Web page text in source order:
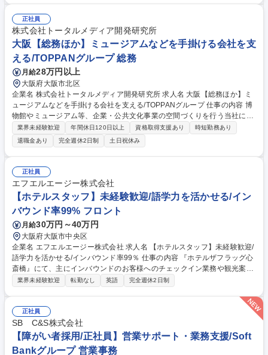
ます。 ■新規既存割合：既存顧客対応がメイン（一部新規営業あり）■顧
客先：問屋さんがメイン■アポ手法：訪問■チーム構成：5,6名の全国の各
エリアを担当しているチーム■顧客エリア：関西（大阪府がメイン）■月1
回程度、本社（長野県）への出張があります。 募集職種 関西【菓子等の
営業】完全直行直帰スタイル（在宅勤務ベース）│月平均残業10h
正社員
株式会社トータルメディア開発研究所
大阪【総務ほか】ミュージアムなどを手掛ける会社を支
える/TOPPANグループ 総務
月給28万円以上
大阪府大阪市北区
企業名 株式会社トータルメディア開発研究所 求人名 大阪【総務ほか】ミ
ュージアムなどを手掛ける会社を支える/TOPPANグループ 仕事の内容 博
物館やミュージアム等、企業・公共文化事業の空間づくりを行う当社に
て、総務業務を中心としたバックオフィス業務全般をお任せします！ 【総
務業務】◇各種会議運営、事務局業務◇リスクマネジメント管理◇ISO14
001に基づく環境マネジメントシステムの推進など◇社内インフラ・資産
管理◇契約・規約等の管理◇その他庶務 【労務業務】◇労務問題対応、解
決支援業務◇従業員の健康管理、安全衛生管理に関わる業務◇採用・雇用
契約の管理に関わる業務◇労務管理・勤怠管理に関わる業務 募集職種 大
阪【総務ほか】ミュージアムなどを手掛ける会社を支える/TOPPANグルー
プ
業界未経験歓迎 年間休日120日以上 資格取得支援あり
時短勤務あり
退職金あり
完全週休2日制 土日祝休み
正社員
エフエルエージー株式会社
【ホテルスタッフ】未経験歓迎/語学力を活かせる/イン
バウンド率99% フロント
月給30万円～40万円
大阪府大阪市中央区
企業名 エフエルエージー株式会社 求人名 【ホテルスタッフ】未経験歓迎/
語学力を活かせる/インバウンド率99％ 仕事の内容 『ホテルザフラッグ心
斎橋』にて、主にインバウンドのお客様へのチェックイン業務や観光案
内、予約変更の相談など、多岐にわたる業務をお任せします。情報共有レ
ウトや道案内・観光案内などのサービス ■ゲストの意見を反映したサービ
ス改善、マーケティング提案 ■電話やメールでの新規予約、変更 ■他部署
を巻き込んだゲストへのサービス提供 など 1日の宿泊人数の上限を設け、
深く丁寧にゲストと向き合うインバウンド率99%のホテルです。スタッフ
全員が英語対応可能、フランス語・中国語・ドイツ語・広東語の多言語対
業界未経験歓迎 転勤なし 英語 完全週休2日制
正社員
SB C&S株式会社
【障がい者採用/正社員】営業サポート・業務支援/Soft
Bankグループ 営業事務